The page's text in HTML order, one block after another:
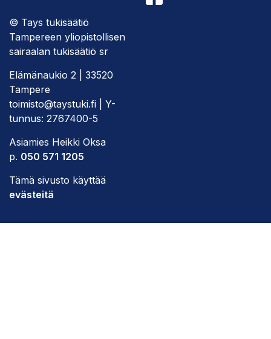
© Tays tukisäätiö
Tampereen yliopistollisen
sairaalan tukisäätiö sr
Elämänaukio 2 | 33520
Tampere
toimisto@taystuki.fi | Y-
tunnus: 2767400-5
Asiamies Heikki Oksa
p. 050 571 1205
Tämä sivusto käyttää
evästeitä